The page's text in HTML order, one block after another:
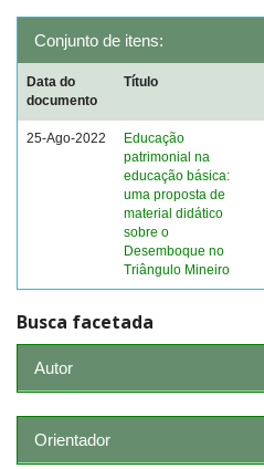
Conjunto de itens:
Data do
documento
Título
25-Ago-2022
Educação
patrimonial na
educação básica:
uma proposta de
material didático
sobre o
Desemboque no
Triângulo Mineiro
Busca facetada
Autor
Orientador